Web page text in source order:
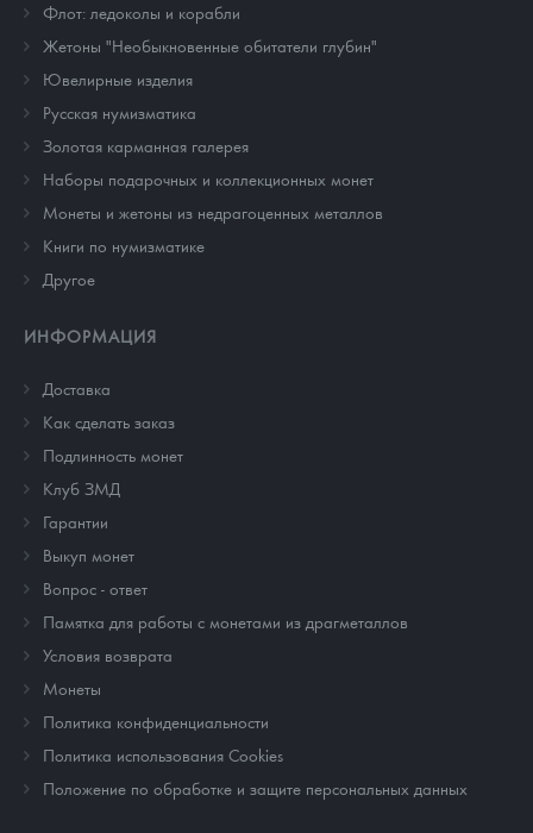
Флот: ледоколы и корабли
Жетоны "Необыкновенные обитатели глубин"
Ювелирные изделия
Русская нумизматика
Золотая карманная галерея
Наборы подарочных и коллекционных монет
Монеты и жетоны из недрагоценных металлов
Книги по нумизматике
Другое
ИНФОРМАЦИЯ
Доставка
Как сделать заказ
Подлинность монет
Клуб ЗМД
Гарантии
Выкуп монет
Вопрос - ответ
Памятка для работы с монетами из драгметаллов
Условия возврата
Монеты
Политика конфиденциальности
Политика использования Cookies
Положение по обработке и защите персональных данных